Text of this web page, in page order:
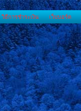
วิธีการชำระเงิน เว็บบอร์ด